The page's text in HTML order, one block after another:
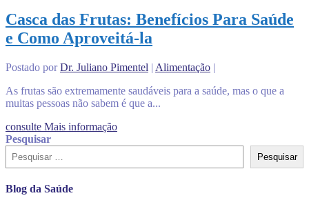
Casca das Frutas: Benefícios Para Saúde
e Como Aproveitá-la
Postado porDr. Juliano Pimentel | Alimentação |
As frutas são extremamente saudáveis para a saúde, mas o que a
muitas pessoas não sabem é que a...
consulte Mais informação
Pesquisar
Pesquisar
Blog da Saúde